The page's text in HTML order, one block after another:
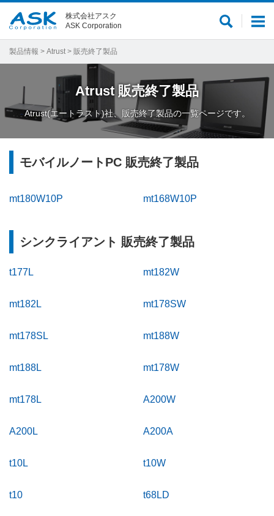
メ
ー
サ
内
検
株式会社アスク
ASK Corporation
製品情報 > Atrust> 販売終了製品
Atrust 販売終了製品
Atrust(エートラスト)社、販売終了製品の一覧ページです。
モバイルノートPC 販売終了製品
mt180W10P mt168W10P
シンクライアント 販売終了製品
t177L mt182W
mt182L mt178SW
mt178SL mt188W
mt188L mt178W
mt178L A200W
A200L A200A
t10L t10W
t10 t68LD